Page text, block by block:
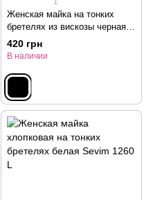
Женская майка на тонких
бретелях из вискозы черная
Sevim 141 L
420 грн
В наличии